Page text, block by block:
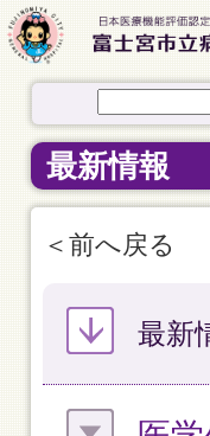
最新情報
前へ戻る
最新